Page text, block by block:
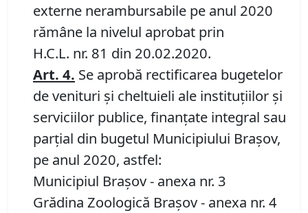
externe nerambursabile pe anul 2020
rămâne la nivelul aprobat prin
H.C.L. nr. 81 din 20.02.2020.
Art. 4. Se aprobă rectificarea bugetelor
de venituri şi cheltuieli ale instituţiilor şi
serviciilor publice, finanţate integral sau
parţial din bugetul Municipiului Braşov,
pe anul 2020, astfel:
Municipiul Braşov - anexa nr. 3
Grădina Zoologică Braşov - anexa nr. 4